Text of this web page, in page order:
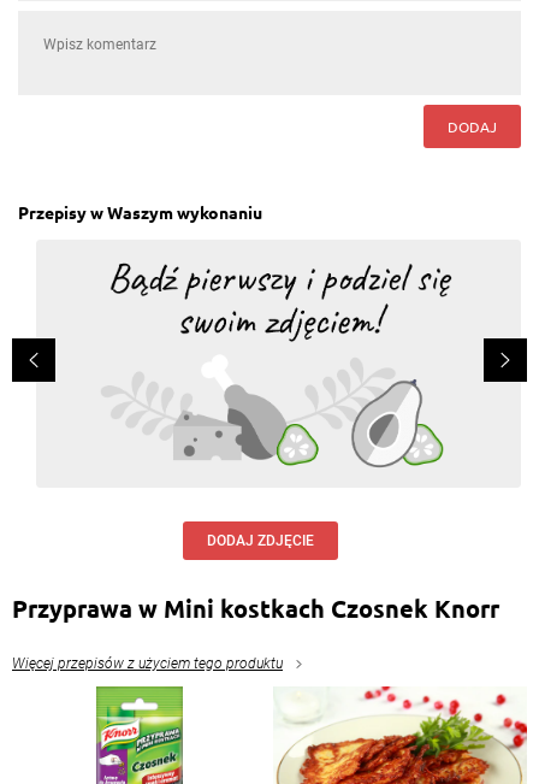
DODAJ
Przepisy w Waszym wykonaniu
DODAJ ZDJĘCIE
Przyprawa w Mini kostkach Czosnek Knorr
Więcej przepisów z użyciem tego produktu